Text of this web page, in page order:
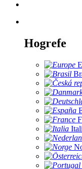
Hogrefe